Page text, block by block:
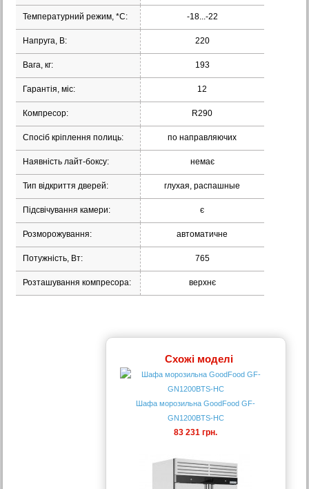
Температурний режим, *С: -18...-22
Напруга, В: 220
Вага, кг: 193
Гарантія, міс: 12
Компресор: R290
Спосіб кріплення полиць: по направляючих
Наявність лайт-боксу: немає
Тип відкриття дверей: глухая, распашные
Підсвічування камери: є
Розморожування: автоматичне
Потужність, Вт: 765
Розташування компресора: верхнє
Схожі моделі
Шафа морозильна GoodFood GF-
GN1200BTS-HC
83 231 грн.